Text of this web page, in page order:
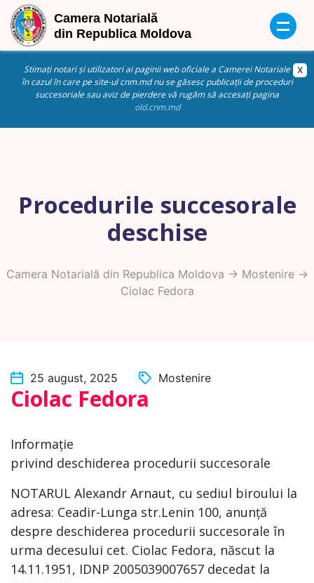
Stimați notari și utilizatori ai paginii web oficiale a Camerei Notariale
în cazul în care pe site-ul cnm.md nu se găsesc publicații de proceduri
succesoriale sau aviz de pierdere vă rugăm să accesați pagina
old.cnm.md
Procedurile succesorale
deschise
Camera Notarială din Republica Moldova -> Mostenire->
Ciolac Fedora
25 august, 2025 Mostenire
Ciolac Fedora
Informație
privind deschiderea procedurii succesorale
NOTARUL Alexandr Arnaut, cu sediul biroului la
adresa: Ceadir-Lunga str.Lenin 100, anunță
despre deschiderea procedurii succesorale în
urma decesului cet. Ciolac Fedora, născut la
14.11.1951, IDNP 2005039007657 decedat la